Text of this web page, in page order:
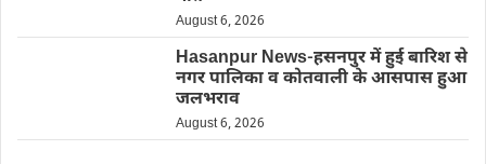
August 6, 2026
Hasanpur News-हसनपुर में हुई बारिश से
नगर पालिका व कोतवाली के आसपास हुआ
जलभराव
August 6, 2026